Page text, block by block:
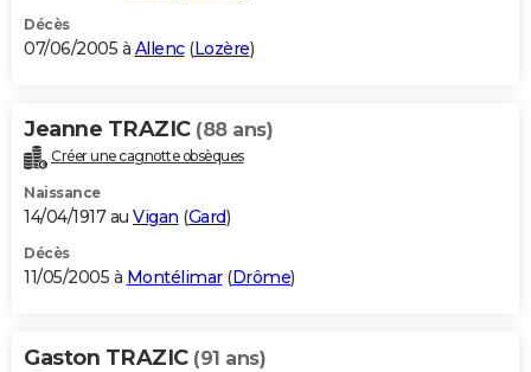
Décès
07/06/2005 à Allenc(Lozère)
Jeanne TRAZIC (88 ans)
Créer une cagnotte obsèques
Naissance
14/04/1917 au Vigan (Gard)
Décès
11/05/2005 à Montélimar(Drôme)
Gaston TRAZIC (91 ans)